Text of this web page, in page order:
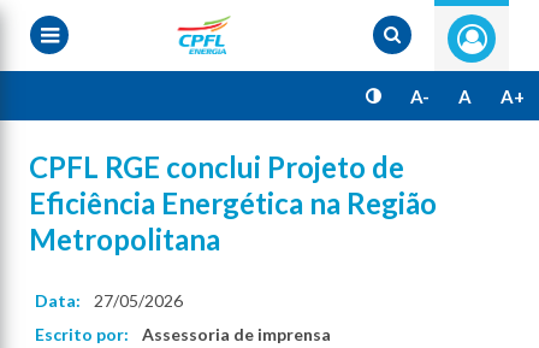
Pular
para
A- A A+
CPFL RGE conclui Projeto de
Eficiência Energética na Região
Metropolitana
Data:
27/05/2026
Escrito por:
Assessoria de imprensa